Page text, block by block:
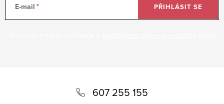
E-mail PŘIHLÁSIT SE
607 255 155